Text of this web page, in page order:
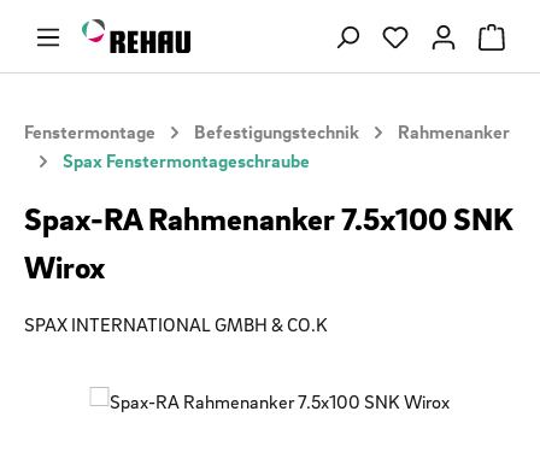
Zum Hauptinhalt springen Du hast 0
Fenstermontage Befestigungstechnik
Rahmenanker
Spax Fenstermontageschraube
Spax-RA Rahmenanker 7.5x100 SNK
Wirox
SPAX INTERNATIONAL GMBH & CO.K
Bildergalerie überspringen